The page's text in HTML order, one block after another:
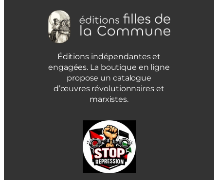
Éditions indépendantes et
engagées. La boutique en ligne
propose un catalogue
d’œuvres révolutionnaires et
marxistes.